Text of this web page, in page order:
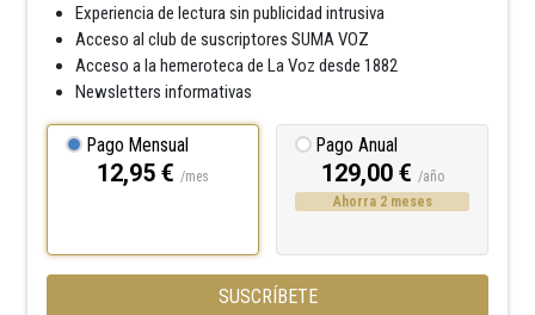
Experiencia de lectura sin publicidad intrusiva
Acceso al club de suscriptores SUMA VOZ
Acceso a la hemeroteca de La Voz desde 1882
Newsletters informativas
Pago Mensual
12,95 € /mes
Pago Anual
129,00 € /año
Ahorra 2 meses
SUSCRÍBETE